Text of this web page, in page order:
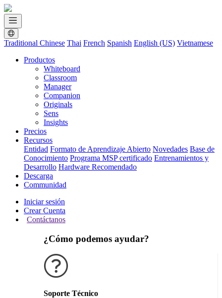
Traditional Chinese Thai French Spanish English (US) Vietnamese
Productos
Whiteboard
Classroom
Manager
Companion
Originals
Sens
Insights
Precios
Recursos
Entidad Formato de Aprendizaje Abierto Novedades Base de
Conocimiento Programa MSP certificado Entrenamientos y
Desarrollo Hardware Recomendado
Descarga
Communidad
Iniciar sesión
Crear Cuenta
Contáctanos
¿Cómo podemos ayudar?
Soporte Técnico